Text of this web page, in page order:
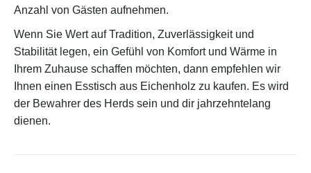
Anzahl von Gästen aufnehmen.
Wenn Sie Wert auf Tradition, Zuverlässigkeit und
Stabilität legen, ein Gefühl von Komfort und Wärme in
Ihrem Zuhause schaffen möchten, dann empfehlen wir
Ihnen einen Esstisch aus Eichenholz zu kaufen. Es wird
der Bewahrer des Herds sein und dir jahrzehntelang
dienen.